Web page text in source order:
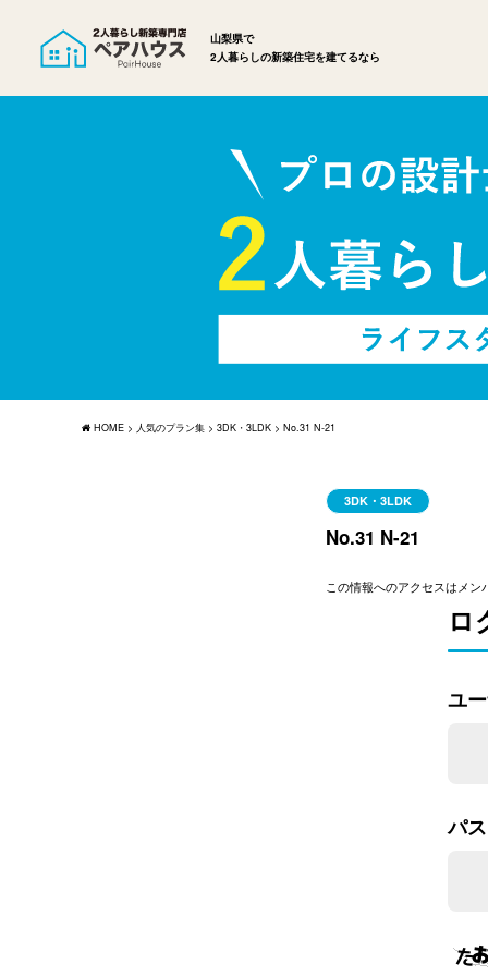
山梨県で
2人暮らしの新築住宅を建てるなら
HOME> 人気のプラン集> 3DK・3LDK> No.31 N-21
3DK・3LDK
No.31 N-21
この情報へのアクセスはメ
ロ
ユ
パ